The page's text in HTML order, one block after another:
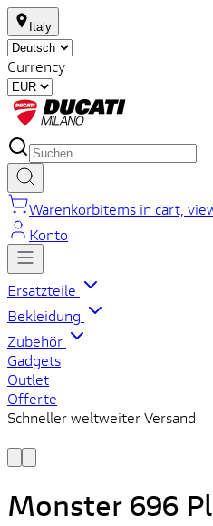
Italy
Currency
Warenkorbitems in cart,
Konto
Ersatzteile
Bekleidung
Zubehör
Gadgets
Outlet
Offerte
Schneller weltweiter Versand
Monster 696